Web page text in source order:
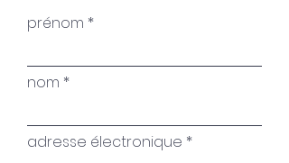
prénom
nom
adresse électronique